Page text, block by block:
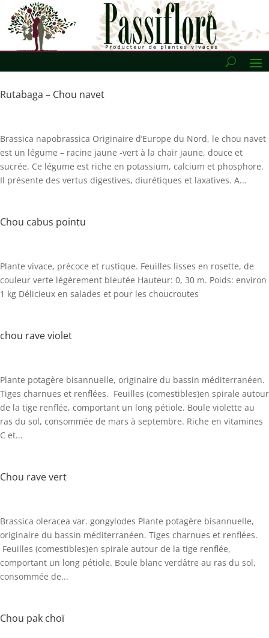
Rutabaga – Chou navet
Brassica napobrassica Originaire d’Europe du Nord, le chou navet
est un légume – racine jaune -vert à la chair jaune, douce et
sucrée. Ce légume est riche en potassium, calcium et phosphore.
Il présente des vertus digestives, diurétiques et laxatives. A...
Chou cabus pointu
Plante vivace, précoce et rustique. Feuilles lisses en rosette, de
couleur verte légèrement bleutée Hauteur: 0, 30 m. Poids: environ
1 kg Délicieux en salades et pour les choucroutes
chou rave violet
Plante potagère bisannuelle, originaire du bassin méditerranéen.
Tiges charnues et renflées. Feuilles (comestibles)en spirale autour
de la tige renflée, comportant un long pétiole. Boule violette au
ras du sol, consommée de mars à septembre. Riche en vitamines
C et...
Chou rave vert
Brassica oleracea var. gongylodes Plante potagère bisannuelle,
originaire du bassin méditerranéen. Tiges charnues et renflées.
Feuilles (comestibles)en spirale autour de la tige renflée,
comportant un long pétiole. Boule blanc verdâtre au ras du sol,
consommée de...
Chou pak choï